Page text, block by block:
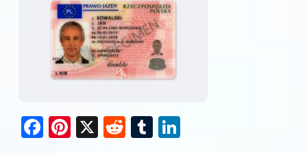
F
Pi X
R
T